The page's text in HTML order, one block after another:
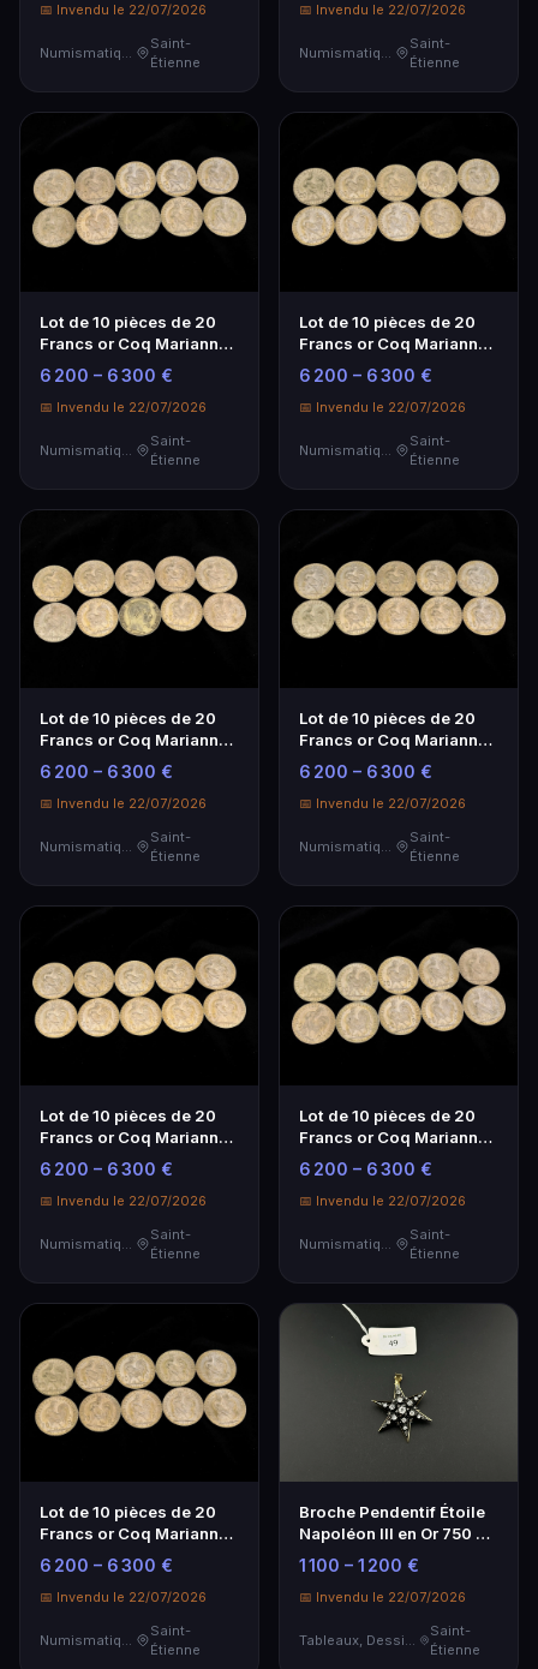
📅 Invendu le 22/07/2026
Numismatique
Saint-
Étienne
📅 Invendu le 22/07/2026
Numismatique
Saint-
Étienne
Lot de 10 pièces de 20
Francs or Coq Marianne -
Investissement
Numismatique
6 200 – 6 300 €
📅 Invendu le 22/07/2026
Saint-
Étienne
Lot de 10 pièces de 20
Francs or Coq Marianne -
Investissement
Numismatique
6 200 – 6 300 €
📅 Invendu le 22/07/2026
Saint-
Étienne
Lot de 10 pièces de 20
Francs or Coq Marianne -
Investissement
Numismatique
6 200 – 6 300 €
📅 Invendu le 22/07/2026
Numismatique
Saint-
Étienne
Lot de 10 pièces de 20
Francs or Coq Marianne -
Investissement
Numismatique
6 200 – 6 300 €
📅 Invendu le 22/07/2026
Numismatique
Saint-
Étienne
Lot de 10 pièces de 20
Francs or Coq Marianne -
Investissement
Numismatique
6 200 – 6 300 €
📅 Invendu le 22/07/2026
Saint-
Étienne
Lot de 10 pièces de 20
Francs or Coq Marianne -
Investissement
Numismatique
6 200 – 6 300 €
📅 Invendu le 22/07/2026
Saint-
Étienne
Lot de 10 pièces de 20
Francs or Coq Marianne -
Investissement
Numismatique
6 200 – 6 300 €
📅 Invendu le 22/07/2026
Numismatique
Saint-
Étienne
Broche Pendentif Étoile
Napoléon III en Or 750 et
Jais
1 100 – 1 200 €
📅 Invendu le 22/07/2026
Tableaux, Dessins & Estampes
Saint-
Étienne